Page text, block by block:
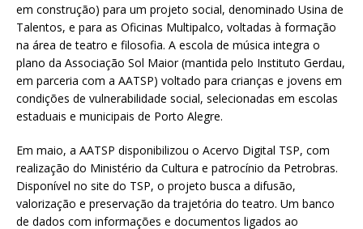
em construção) para um projeto social, denominado Usina de
Talentos, e para as Oficinas Multipalco, voltadas à formação
na área de teatro e filosofia. A escola de música integra o
plano da Associação Sol Maior (mantida pelo Instituto Gerdau,
em parceria com a AATSP) voltado para crianças e jovens em
condições de vulnerabilidade social, selecionadas em escolas
estaduais e municipais de Porto Alegre.
Em maio, a AATSP disponibilizou o Acervo Digital TSP, com
realização do Ministério da Cultura e patrocínio da Petrobras.
Disponível no site do TSP, o projeto busca a difusão,
valorização e preservação da trajetória do teatro. Um banco
de dados com informações e documentos ligados ao